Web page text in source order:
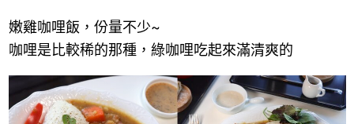
嫩雞咖哩飯，份量不少~
咖哩是比較稀的那種，綠咖哩吃起來滿清爽的